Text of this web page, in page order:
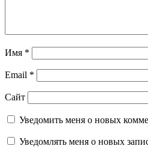
Имя *
Email *
Сайт
Уведомить меня о новых
Уведомлять меня о новых